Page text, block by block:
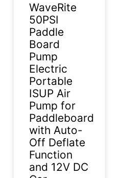
WaveRite
50PSI
Paddle
Board
Pump
Electric
Portable
ISUP Air
Pump for
Paddleboard
with Auto-
Off Deflate
Function
and 12V DC